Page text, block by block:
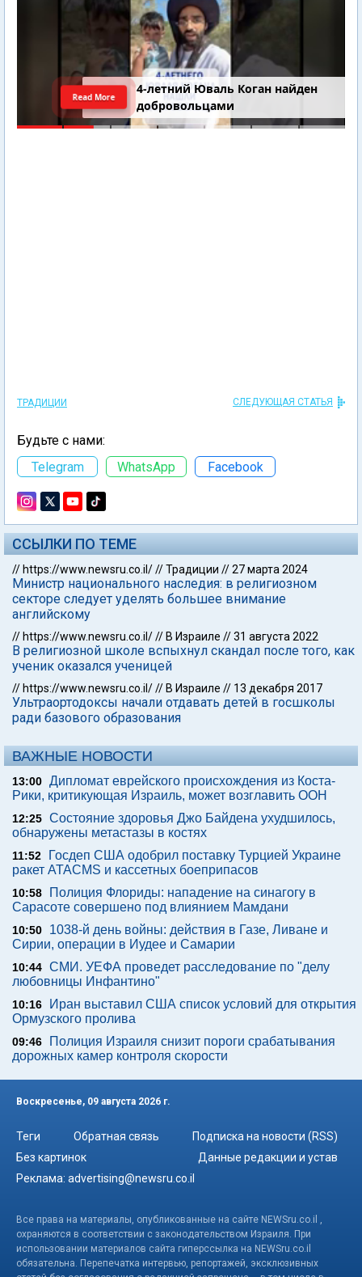
4-летний Юваль Коган найден
добровольцами
Read More
ТРАДИЦИИ СЛЕДУЮЩАЯ СТАТЬЯ
Будьте с нами:
Telegram
WhatsApp Facebook
ССЫЛКИ ПО ТЕМЕ
// https://www.newsru.co.il///Традиции //27 марта 2024
Министр национального наследия: в религиозном
секторе следует уделять большее внимание
английскому
// https://www.newsru.co.il/// В Израиле //31 августа 2022
В религиозной школе вспыхнул скандал после того, как
ученик оказался ученицей
// https://www.newsru.co.il/// В Израиле // 13 декабря 2017
Ультраортодоксы начали отдавать детей в госшколы
ради базового образования
ВАЖНЫЕ НОВОСТИ
13:00 Дипломат еврейского происхождения из Коста-
Рики, критикующая Израиль, может возглавить ООН
12:25 Состояние здоровья Джо Байдена ухудшилось,
обнаружены метастазы в костях
11:52
Госдеп США одобрил поставку Турцией Украине
ракет ATACMS и кассетных боеприпасов
10:58
Полиция Флориды: нападение на синагогу в
Сарасоте совершено под влиянием Мамдани
10:50
1038-й день войны: действия в Газе, Ливане и
Сирии, операции в Иудее и Самарии
10:44 СМИ. УЕФА проведет расследование по "делу
любовницы Инфантино"
10:16
Иран выставил США список условий для открытия
Ормузского пролива
09:46
Полиция Израиля снизит пороги срабатывания
дорожных камер контроля скорости
Воскресенье, 09 августа 2026 г.
Теги Обратная связь
Подписка на новости (RSS)
Без картинок
Данные редакции и устав
Реклама: advertising@newsru.co.il
Все права на материалы, опубликованные на сайте NEWSru.co.il ,
охраняются в соответствии с законодательством Израиля. При
использовании материалов сайта гиперссылка на NEWSru.co.il
обязательна. Перепечатка интервью, репортажей, эксклюзивных